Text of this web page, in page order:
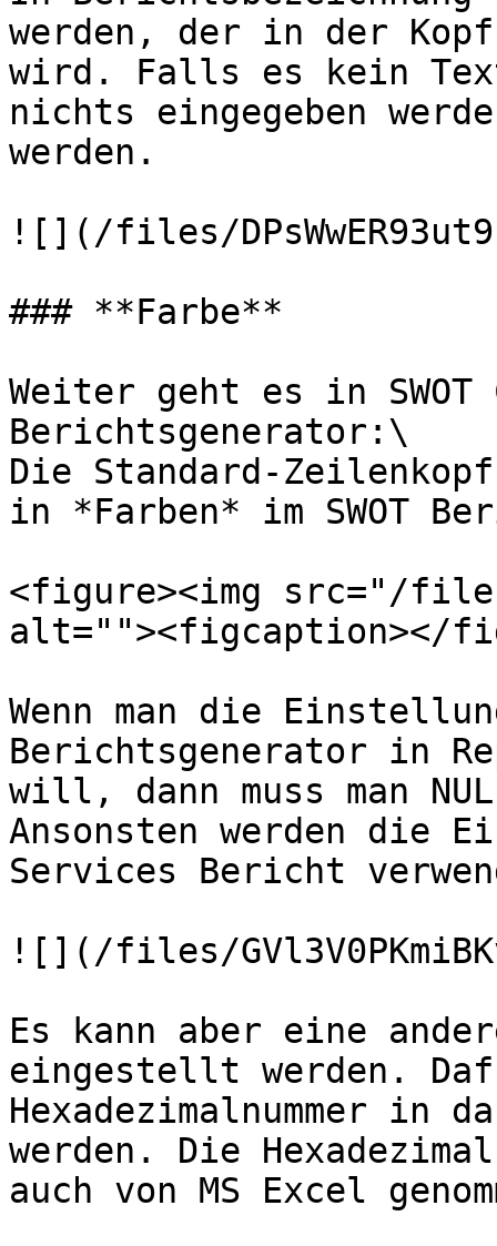
werden, der in der
wird. Falls es kein
nichts eingegeben
werden.
![](/files/
### **Farbe**
Weiter geht es in
Berichtsgenerator:\
Die Standard-
in *Farben* im SWOT
<figure><img src="/files/
alt=""><figcaption></
Wenn man die
Berichtsgenerator in
will, dann muss man
Ansonsten werden die
Services Bericht
![](/files/
Es kann aber eine
eingestellt werden.
Hexadezimalnummer in
werden. Die
auch von MS Excel